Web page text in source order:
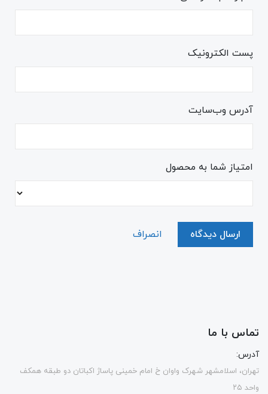
پست الکترونیک
آدرس وب‌سایت
امتیاز شما به محصول
ارسال دیدگاه انصراف
تماس با ما
آدرس:
تهران، اسلامشهر شهرک واوان خ امام خمینی پاساژ اکباتان دو طبقه همکف
واحد ۲۵